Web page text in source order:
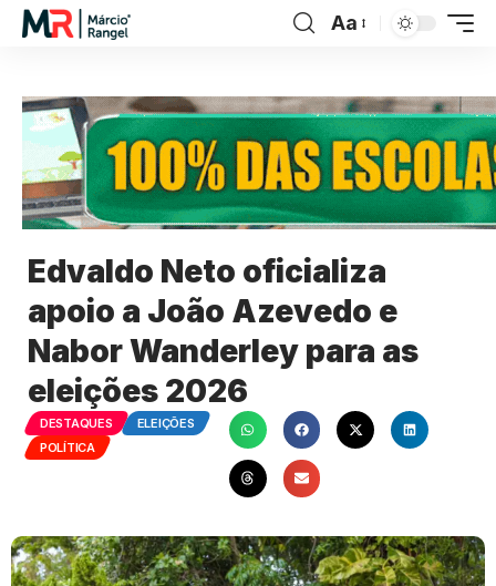
Aa
Edvaldo Neto oficializa
apoio a João Azevedo e
Nabor Wanderley para as
eleições 2026
DESTAQUES
ELEIÇÕES
POLÍTICA